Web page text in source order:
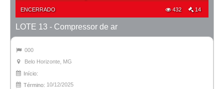
ENCERRADO 432 14
LOTE 13 - Compressor de ar
000
Belo Horizonte, MG
Início:
Término: 10/12/2025